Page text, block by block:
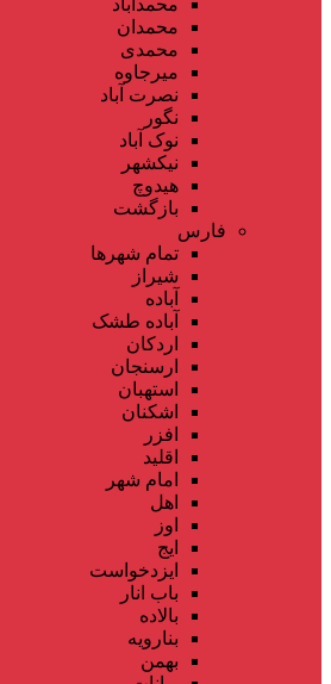
محمدان
محمدی
میرجاوه
نصرت آباد
نگور
نوک آباد
نیکشهر
هیدوچ
بازگشت
فارس
تمام شهر‌ها
شیراز
آباده
آباده طشک
اردکان
ارسنجان
استهبان
اشکنان
افزر
اقلید
امام شهر
اهل
اوز
ایج
ایزدخواست
باب انار
بالاده
بنارویه
بهمن